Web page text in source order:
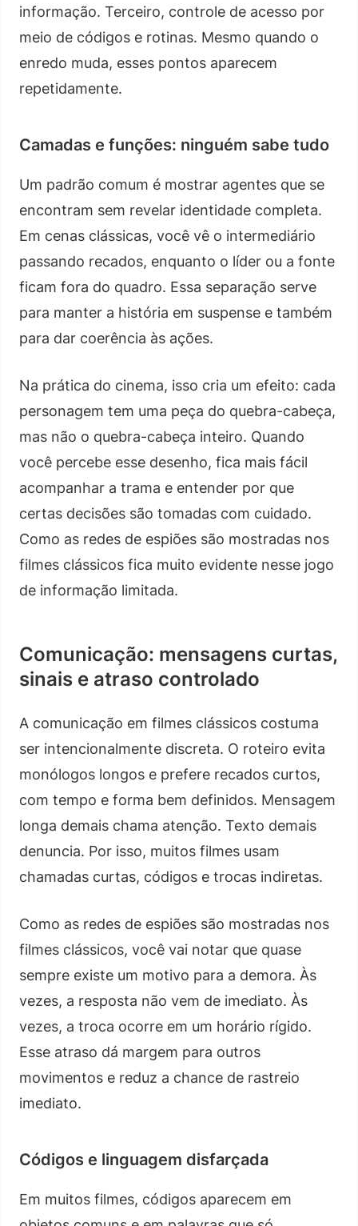
informação. Terceiro, controle de acesso por
meio de códigos e rotinas. Mesmo quando o
enredo muda, esses pontos aparecem
repetidamente.
Camadas e funções: ninguém sabe tudo
Um padrão comum é mostrar agentes que se
encontram sem revelar identidade completa.
Em cenas clássicas, você vê o intermediário
passando recados, enquanto o líder ou a fonte
ficam fora do quadro. Essa separação serve
para manter a história em suspense e também
para dar coerência às ações.
Na prática do cinema, isso cria um efeito: cada
personagem tem uma peça do quebra-cabeça,
mas não o quebra-cabeça inteiro. Quando
você percebe esse desenho, fica mais fácil
acompanhar a trama e entender por que
certas decisões são tomadas com cuidado.
Como as redes de espiões são mostradas nos
filmes clássicos fica muito evidente nesse jogo
de informação limitada.
Comunicação: mensagens curtas,
sinais e atraso controlado
A comunicação em filmes clássicos costuma
ser intencionalmente discreta. O roteiro evita
monólogos longos e prefere recados curtos,
com tempo e forma bem definidos. Mensagem
longa demais chama atenção. Texto demais
denuncia. Por isso, muitos filmes usam
chamadas curtas, códigos e trocas indiretas.
Como as redes de espiões são mostradas nos
filmes clássicos, você vai notar que quase
sempre existe um motivo para a demora. Às
vezes, a resposta não vem de imediato. Às
vezes, a troca ocorre em um horário rígido.
Esse atraso dá margem para outros
movimentos e reduz a chance de rastreio
imediato.
Códigos e linguagem disfarçada
Em muitos filmes, códigos aparecem em